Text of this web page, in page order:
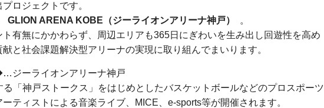
ロジェクトです。
GLION ARENA KOBE（ジーライオンアリーナ神戸）
。
有無にかかわらず、周辺エリアも365日にぎわいを生み出し回遊性を高め
と社会課題解決型アリーナの実現に取り組んでまいります。
ジーライオンアリーナ神戸
る「神戸ストークス」をはじめとしたバスケットボールなどのプロスポーツ
ティストによる音楽ライブ、MICE、e-sports等が開催されます。